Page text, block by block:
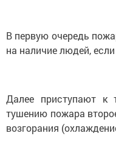
В первую очередь
на наличие людей,
Далее приступают к
тушению пожара
возгорания